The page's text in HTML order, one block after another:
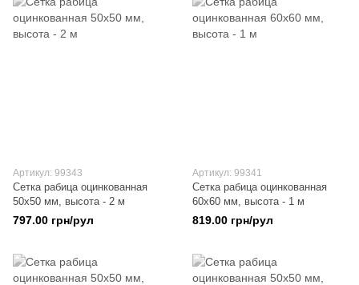
Артикул: 99343
Сетка рабица оцинкованная
50х50 мм, высота - 2 м
797.00 грн/рул
Артикул: 99341
Сетка рабица оцинкованная
60х60 мм, высота - 1 м
819.00 грн/рул